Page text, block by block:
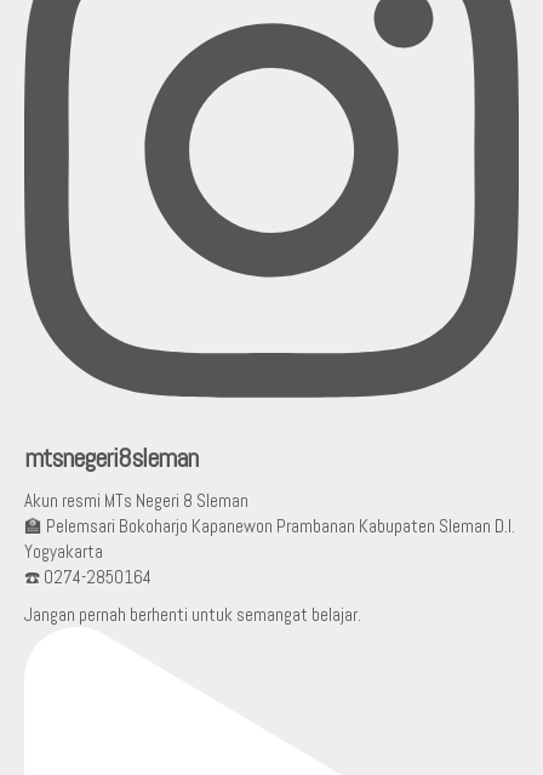
mtsnegeri8sleman
Akun resmi MTs Negeri 8 Sleman
🏫 Pelemsari Bokoharjo Kapanewon Prambanan Kabupaten Sleman D.I.
Yogyakarta
☎️ 0274-2850164
Jangan pernah berhenti untuk semangat belajar.